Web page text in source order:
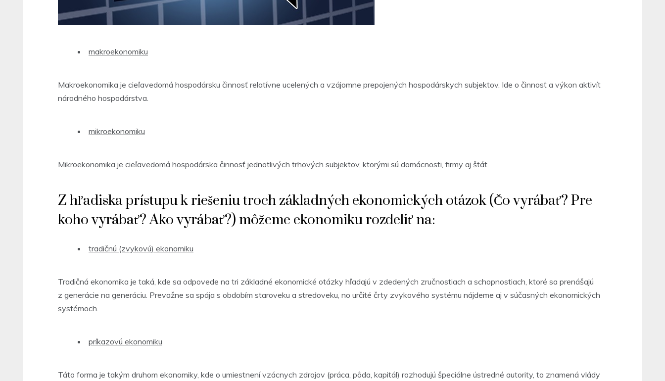
makroekonomiku
Makroekonomika je cieľavedomá hospodársku činnosť relatívne ucelených a vzájomne prepojených hospodárskych subjektov. Ide o činnosť a výkon aktivít
národného hospodárstva.
mikroekonomiku
Mikroekonomika je cieľavedomá hospodárska činnosť jednotlivých trhových subjektov, ktorými sú domácnosti, firmy aj štát.
Z hľadiska prístupu k riešeniu troch základných ekonomických otázok (Čo vyrábať? Pre
koho vyrábať? Ako vyrábať?) môžeme ekonomiku rozdeliť na:
tradičnú (zvykovú) ekonomiku
Tradičná ekonomika je taká, kde sa odpovede na tri základné ekonomické otázky hľadajú v zdedených zručnostiach a schopnostiach, ktoré sa prenášajú
z generácie na generáciu. Prevažne sa spája s obdobím staroveku a stredoveku, no určité črty zvykového systému nájdeme aj v súčasných ekonomických
systémoch.
príkazovú ekonomiku
Táto forma je takým druhom ekonomiky, kde o umiestnení vzácnych zdrojov (práca, pôda, kapitál) rozhodujú špeciálne ústredné autority, to znamená vlády